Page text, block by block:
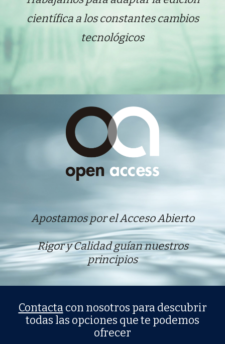
científica a los constantes cambios
tecnológicos
Apostamos por el Acceso Abierto
Rigor y Calidad guían nuestros
principios
Contacta con nosotros para descubrir
todas las opciones que te podemos
ofrecer